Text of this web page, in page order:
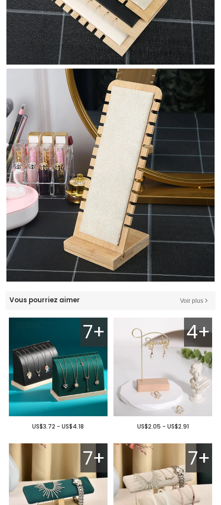
Vous pourriez aimer Voir plus
7+
US$3.72 - US$4.18
4+
US$2.05 - US$2.91
7+ 7+